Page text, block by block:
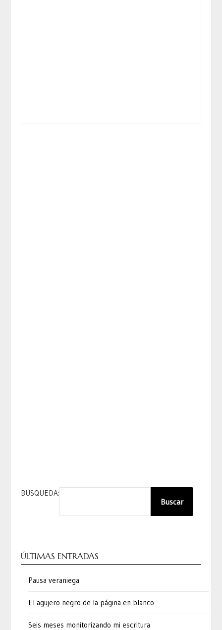
BÚSQUEDA:
Buscar
ÚLTIMAS ENTRADAS
Pausa veraniega
El agujero negro de la página en blanco
Seis meses monitorizando mi escritura